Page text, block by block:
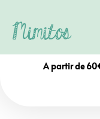
A partir de